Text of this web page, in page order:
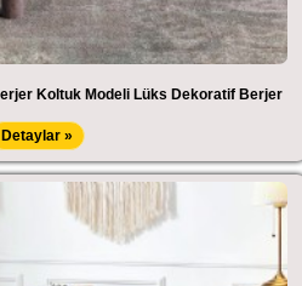
Koltuk Modeli Lüks Dekoratif Berjer
Detaylar »